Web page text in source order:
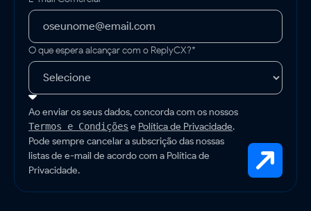
O que espera alcançar com o ReplyCX?*
Ao enviar os seus dados, concorda com os nossos
Termos e Condições e Política de Privacidade.
Pode sempre cancelar a subscrição das nossas
listas de e-mail de acordo com a Política de
Privacidade.